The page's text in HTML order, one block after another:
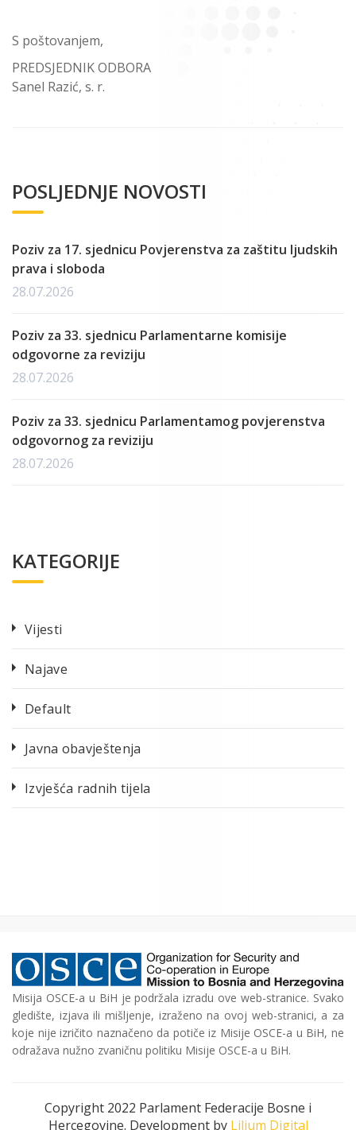
S poštovanjem,
PREDSJEDNIK ODBORA
Sanel Razić, s. r.
POSLJEDNJE NOVOSTI
Poziv za 17. sjednicu Povjerenstva za zaštitu ljudskih
prava i sloboda
28.07.2026
Poziv za 33. sjednicu Parlamentarne komisije
odgovorne za reviziju
28.07.2026
Poziv za 33. sjednicu Parlamentamog povjerenstva
odgovornog za reviziju
28.07.2026
KATEGORIJE
Vijesti
Najave
Default
Javna obavještenja
Izvješća radnih tijela
Misija OSCE-a u BiH je podržala izradu ove web-stranice. Svako
gledište, izjava ili mišljenje, izraženo na ovoj web-stranici, a za
koje nije izričito naznačeno da potiče iz Misije OSCE-a u BiH, ne
odražava nužno zvaničnu politiku Misije OSCE-a u BiH.
Copyright 2022 Parlament Federacije Bosne i
Hercegovine. Development by Lilium Digital